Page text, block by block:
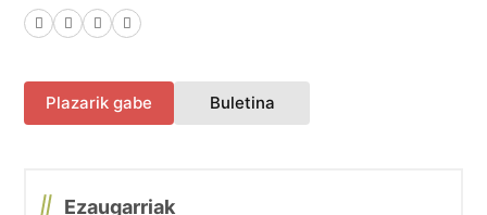
Plazarik gabe Buletina(fitxa berri batean irekiko
Ezaugarriak